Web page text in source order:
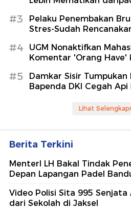
#3
Pelaku Penembakan
Stres-Sudah
#4
UGM Nonaktifkan
Komentar 'Orang Have'
#5
Damkar Sisir
Bapenda DKI Cegah Api
Lihat
Berita Terkini
MenterI LH Bakal Tindak
Depan Lapangan Padel
Video Polisi Sita 995 Senjata
dari Sekolah di Jaksel